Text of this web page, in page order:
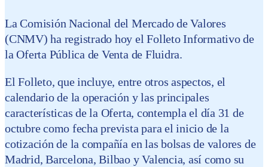
La Comisión Nacional del Mercado de Valores
(CNMV) ha registrado hoy el Folleto Informativo de
la Oferta Pública de Venta de Fluidra.
El Folleto, que incluye, entre otros aspectos, el
calendario de la operación y las principales
características de la Oferta, contempla el día 31 de
octubre como fecha prevista para el inicio de la
cotización de la compañía en las bolsas de valores de
Madrid, Barcelona, Bilbao y Valencia, así como su